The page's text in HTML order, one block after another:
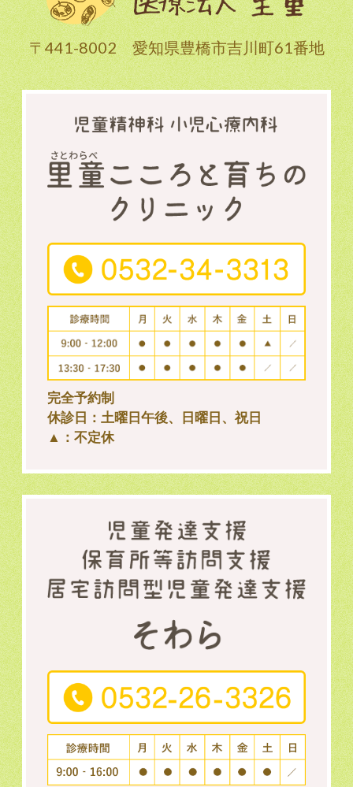
〒441-8002 愛知県豊橋市吉川町61番地
完全予約制
休診日：土曜日午後、日曜日、祝日
▲：不定休